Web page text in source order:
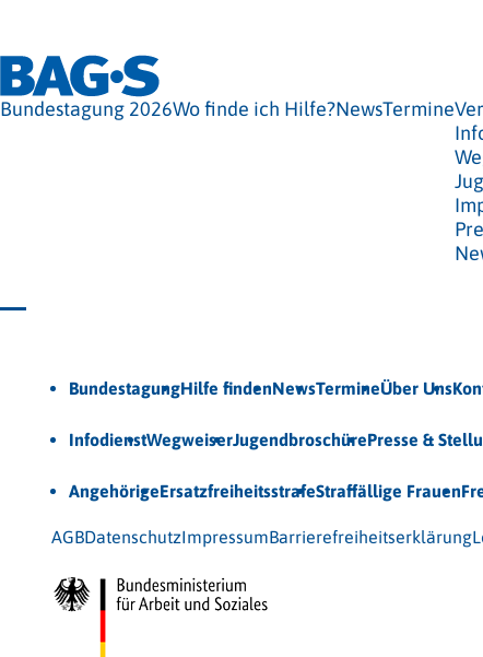
Bundestagung 2026Wo finde ich Hilfe?NewsTermine
BundestagungHilfe findenNewsTermineÜber Uns
InfodienstWegweiserJugendbroschürePresse &
AngehörigeErsatzfreiheitsstrafeStraffällige Frauen
AGBDatenschutzImpressumBarrierefreiheitserklärung